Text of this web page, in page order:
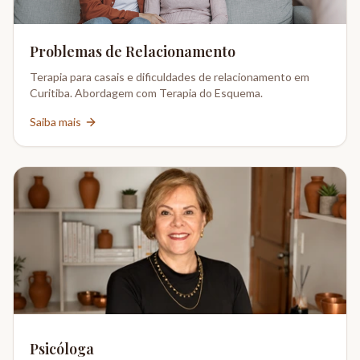
Problemas de Relacionamento
Terapia para casais e dificuldades de relacionamento em
Curitiba. Abordagem com Terapia do Esquema.
Saiba mais
Psicóloga